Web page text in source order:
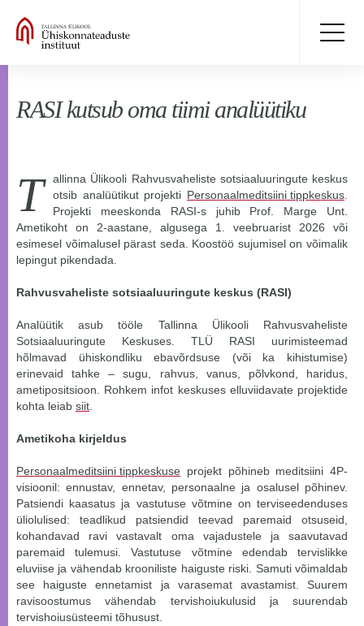
RASI kutsub oma tiimi analüütiku
T
allinna Ülikooli Rahvusvaheliste sotsiaaluuringute keskus
otsib analüütikut projekti Personaalmeditsiini tippkeskus
Projekti meeskonda RASI-s juhib Prof. Marge Unt.
Ametikoht on 2-aastane, algusega 1. veebruarist 2026 või
esimesel võimalusel pärast seda. Koostöö sujumisel on võimalik
lepingut pikendada.
Rahvusvaheliste sotsiaaluuringute keskus (RASI)
Analüütik asub tööle Tallinna Ülikooli Rahvusvaheliste
Sotsiaaluuringute Keskuses. TLÜ RASI uurimisteemad
hõlmavad ühiskondliku ebavõrdsuse (või ka kihistumise)
erinevaid tahke – sugu, rahvus, vanus, põlvkond, haridus,
ametipositsioon. Rohkem infot keskuses elluviidavate projektide
kohta leiab siit
Ametikoha kirjeldus
Personaalmeditsiini tippkeskuse projekt põhineb meditsiini 4P-
visioonil: ennustav, ennetav, personaalne ja osalusel põhinev.
Patsiendi kaasatus ja vastutuse võtmine on terviseedenduses
üliolulised: teadlikud patsiendid teevad paremaid otsuseid,
kohandavad ravi vastavalt oma vajadustele ja saavutavad
paremaid tulemusi. Vastutuse võtmine edendab tervislikke
eluviise ja vähendab krooniliste haiguste riski. Samuti võimaldab
see haiguste ennetamist ja varasemat avastamist. Suurem
ravisoostumus vähendab tervishoiukulusid ja suurendab
tervishoiusüsteemi tõhusust.